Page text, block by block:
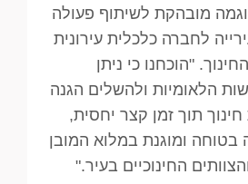
מובהקת לשיתוף פעולה
לחברה כלכלית עירונית
"הוכחנו כי ניתן
הלאומיות ולהשלים הגנה
תוך זמן קצר יחסית,
בטוחה ומוגנת במלוא המובן
החינוכיים בעיר."